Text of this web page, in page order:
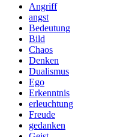
Angriff
angst
Bedeutung
Bild
Chaos
Denken
Dualismus
Ego
Erkenntnis
erleuchtung
Freude
gedanken